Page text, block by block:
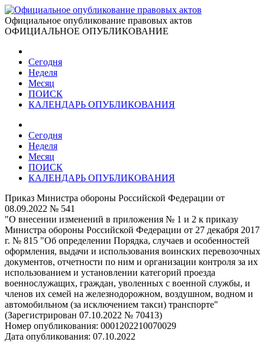
Официальное опубликование правовых актов
ОФИЦИАЛЬНОЕ ОПУБЛИКОВАНИЕ
Сегодня
Неделя
Месяц
ПОИСК
КАЛЕНДАРЬ ОПУБЛИКОВАНИЯ
Сегодня
Неделя
Месяц
ПОИСК
КАЛЕНДАРЬ ОПУБЛИКОВАНИЯ
Приказ Министра обороны Российской Федерации от
08.09.2022 № 541
"О внесении изменений в приложения № 1 и 2 к приказу
Министра обороны Российской Федерации от 27 декабря 2017
г. № 815 "Об определении Порядка, случаев и особенностей
оформления, выдачи и использования воинских перевозочных
документов, отчетности по ним и организации контроля за их
использованием и установлении категорий проезда
военнослужащих, граждан, уволенных с военной службы, и
членов их семей на железнодорожном, воздушном, водном и
автомобильном (за исключением такси) транспорте"
(Зарегистрирован 07.10.2022 № 70413)
Номер опубликования: 0001202210070029
Дата опубликования: 07.10.2022